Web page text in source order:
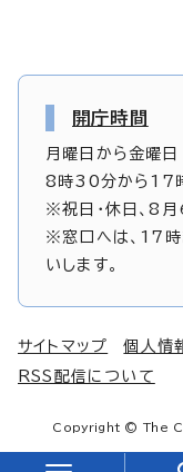
開庁時間
月曜日から金曜日
8時30分から17
※祝日・休日、8
※窓口へは、17時
いします。
サイトマップ 個人情
RSS配信について
Copyright © The